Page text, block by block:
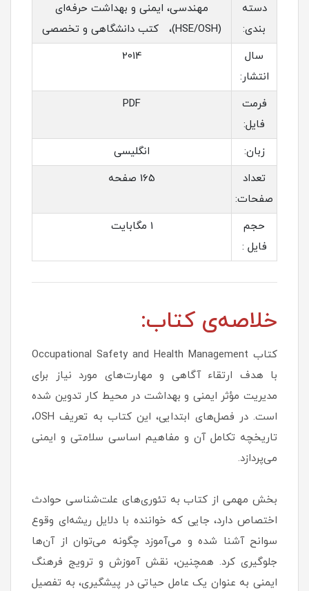
دسته
بندی:
مهندسی، ایمنی و بهداشت حرفه‌ای
(HSE/OSH)، کتب دانشگاهی و تخصصی
سال
انتشار:
2014
فرمت
فایل:
PDF
زبان:
انگلیسی
تعداد
صفحات:
165 صفحه
حجم
فایل :
1 مگابایت
خلاصه‌ی کتاب:
کتاب Occupational Safety and Health Management
با هدف ارتقاء آگاهی و مهارت‌های مورد نیاز برای
مدیریت مؤثر ایمنی و بهداشت در محیط کار تدوین شده
است. در فصل‌های ابتدایی، این کتاب به تعریف OSH،
تاریخچه تکامل آن و مفاهیم اساسی سلامتی و ایمنی
می‌پردازد.
بخش مهمی از کتاب به تئوری‌های علت‌شناسی حوادث
اختصاص دارد، جایی که خواننده با دلایل ریشه‌ای وقوع
سوانح آشنا شده و می‌آموزد چگونه می‌توان از آن‌ها
جلوگیری کرد. همچنین، نقش آموزش و ترویج فرهنگ
ایمنی به عنوان یک عامل حیاتی در پیشگیری، به تفصیل